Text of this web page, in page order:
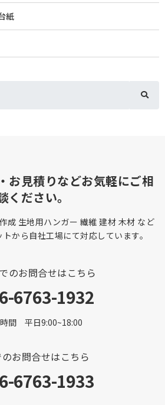
紙
お見積りなどお気軽にご相
ください。
成 生地用ハンガー 繊維 建材 木材 など
から自社工場にて対応しています。
のお問合せはこちら
6763-1932
間 平日9:00~18:00
のお問合せはこちら
6763-1933